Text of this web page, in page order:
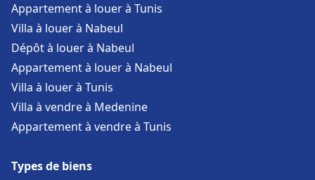
Appartement à louer à Tunis
Villa à louer à Nabeul
Dépôt à louer à Nabeul
Appartement à louer à Nabeul
Villa à louer à Tunis
Villa à vendre à Medenine
Appartement à vendre à Tunis
Types de biens